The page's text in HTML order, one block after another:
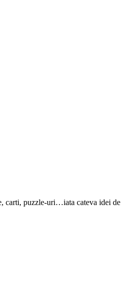
carti, puzzle-uri…iata cateva idei de